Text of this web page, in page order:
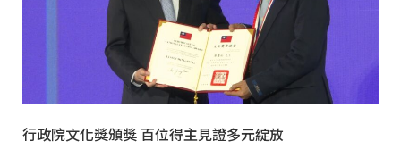
行政院文化獎頒獎 百位得主見證多元綻放